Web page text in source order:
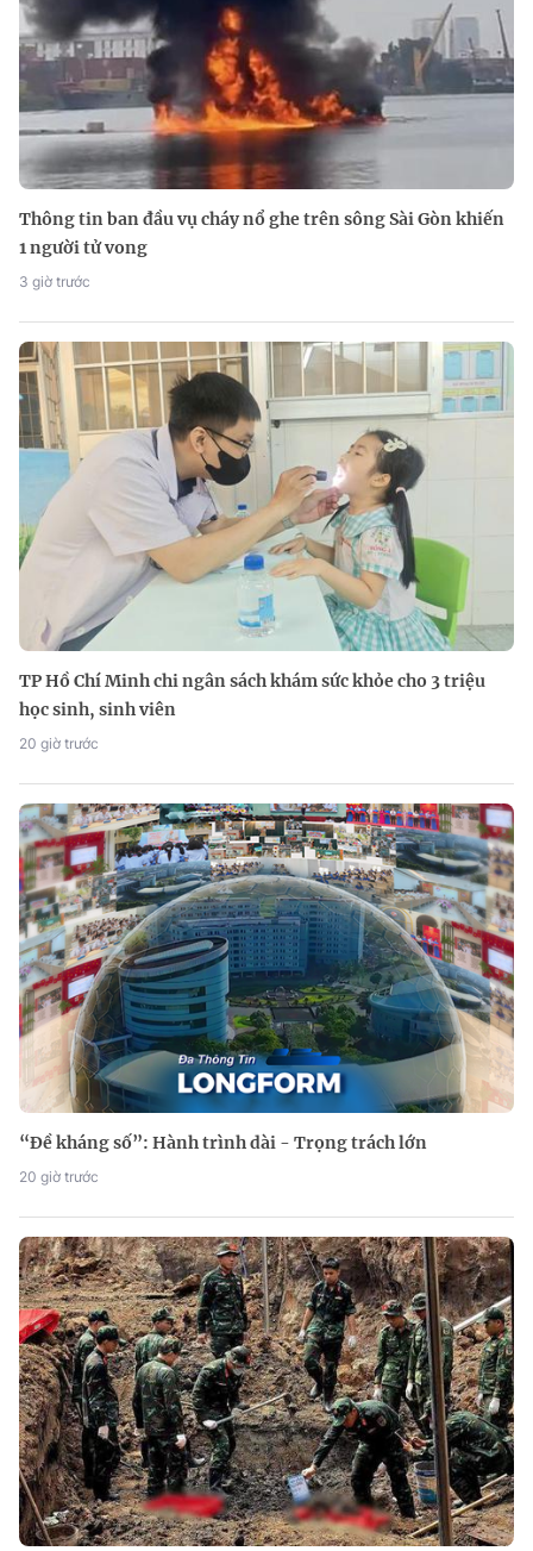
Thông tin ban đầu vụ cháy nổ ghe trên sông Sài Gòn khiến
1 người tử vong
3 giờ trước
TP Hồ Chí Minh chi ngân sách khám sức khỏe cho 3 triệu
học sinh, sinh viên
20 giờ trước
“Đề kháng số”: Hành trình dài - Trọng trách lớn
20 giờ trước